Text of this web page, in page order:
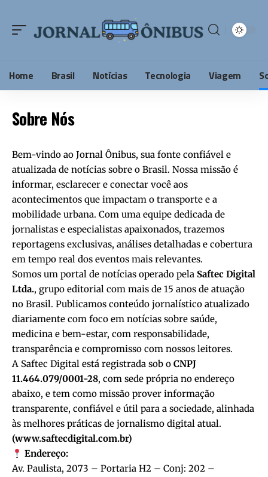
Home Brasil Notícias Tecnologia Viagem
Sobre Nós
Bem-vindo ao Jornal Ônibus, sua fonte confiável e
atualizada de notícias sobre o Brasil. Nossa missão é
informar, esclarecer e conectar você aos
acontecimentos que impactam o transporte e a
mobilidade urbana. Com uma equipe dedicada de
jornalistas e especialistas apaixonados, trazemos
reportagens exclusivas, análises detalhadas e cobertura
em tempo real dos eventos mais relevantes.
Somos um portal de notícias operado pela Saftec Digital
Ltda., grupo editorial com mais de 15 anos de atuação
no Brasil. Publicamos conteúdo jornalístico atualizado
diariamente com foco em notícias sobre saúde,
medicina e bem-estar, com responsabilidade,
transparência e compromisso com nossos leitores.
A Saftec Digital está registrada sob o CNPJ
11.464.079/0001-28, com sede própria no endereço
abaixo, e tem como missão prover informação
transparente, confiável e útil para a sociedade, alinhada
às melhores práticas de jornalismo digital atual.
(www.saftecdigital.com.br)
Endereço:
Av. Paulista, 2073 – Portaria H2 – Conj: 202 –